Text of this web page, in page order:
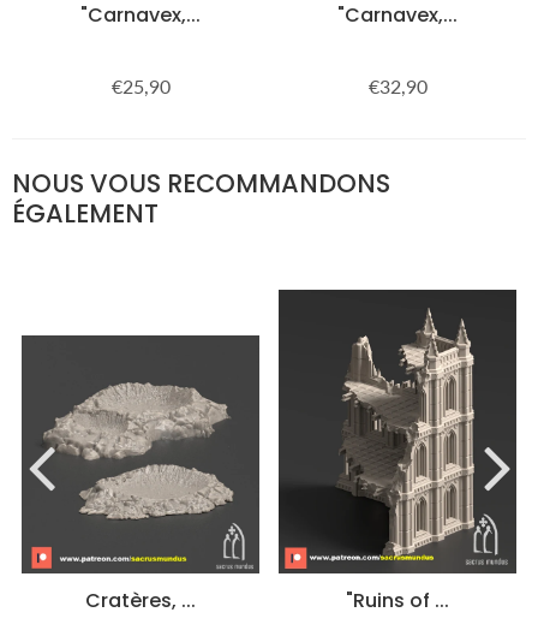
"Carnavex,...
Prix
€25,90€25,90
"Carnavex,...
Prix
€32,90€32,90
NOUS VOUS RECOMMANDONS
ÉGALEMENT
Cratères, ... "Ruins of ...